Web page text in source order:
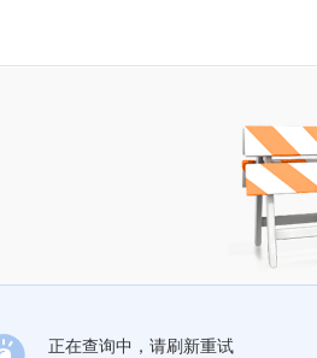
正在查询中，请刷新重试